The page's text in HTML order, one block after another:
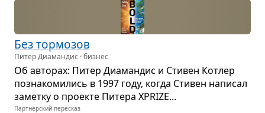
Без тор­мо­зов
Питер Диамандис · бизнес
Об авто­рах: Питер Диа­ман­дис и Сти­вен Кот­лер
позна­ко­ми­лись в 1997 году, когда Сти­вен напи­сал
заметку о про­екте Питера XPRIZE...
Партнёрский пересказ